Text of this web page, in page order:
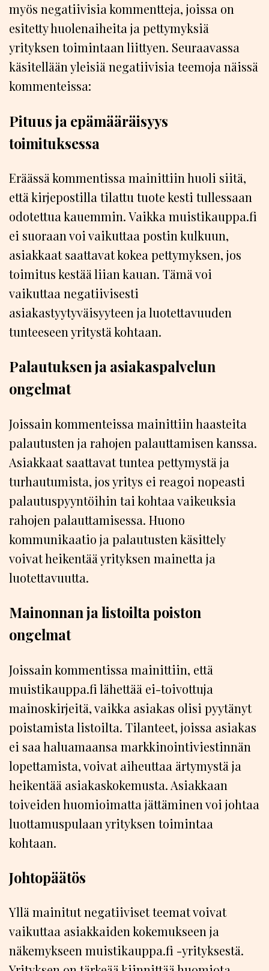
myös negatiivisia kommentteja, joissa on
esitetty huolenaiheita ja pettymyksiä
yrityksen toimintaan liittyen. Seuraavassa
käsitellään yleisiä negatiivisia teemoja näissä
kommenteissa:
Pituus ja epämääräisyys
toimituksessa
Eräässä kommentissa mainittiin huoli siitä,
että kirjepostilla tilattu tuote kesti tullessaan
odotettua kauemmin. Vaikka muistikauppa.fi
ei suoraan voi vaikuttaa postin kulkuun,
asiakkaat saattavat kokea pettymyksen, jos
toimitus kestää liian kauan. Tämä voi
vaikuttaa negatiivisesti
asiakastyytyväisyyteen ja luotettavuuden
tunteeseen yritystä kohtaan.
Palautuksen ja asiakaspalvelun
ongelmat
Joissain kommenteissa mainittiin haasteita
palautusten ja rahojen palauttamisen kanssa.
Asiakkaat saattavat tuntea pettymystä ja
turhautumista, jos yritys ei reagoi nopeasti
palautuspyyntöihin tai kohtaa vaikeuksia
rahojen palauttamisessa. Huono
kommunikaatio ja palautusten käsittely
voivat heikentää yrityksen mainetta ja
luotettavuutta.
Mainonnan ja listoilta poiston
ongelmat
Joissain kommentissa mainittiin, että
muistikauppa.fi lähettää ei-toivottuja
mainoskirjeitä, vaikka asiakas olisi pyytänyt
poistamista listoilta. Tilanteet, joissa asiakas
ei saa haluamaansa markkinointiviestinnän
lopettamista, voivat aiheuttaa ärtymystä ja
heikentää asiakaskokemusta. Asiakkaan
toiveiden huomioimatta jättäminen voi johtaa
luottamuspulaan yrityksen toimintaa
kohtaan.
Johtopäätös
Yllä mainitut negatiiviset teemat voivat
vaikuttaa asiakkaiden kokemukseen ja
näkemykseen muistikauppa.fi -yrityksestä.